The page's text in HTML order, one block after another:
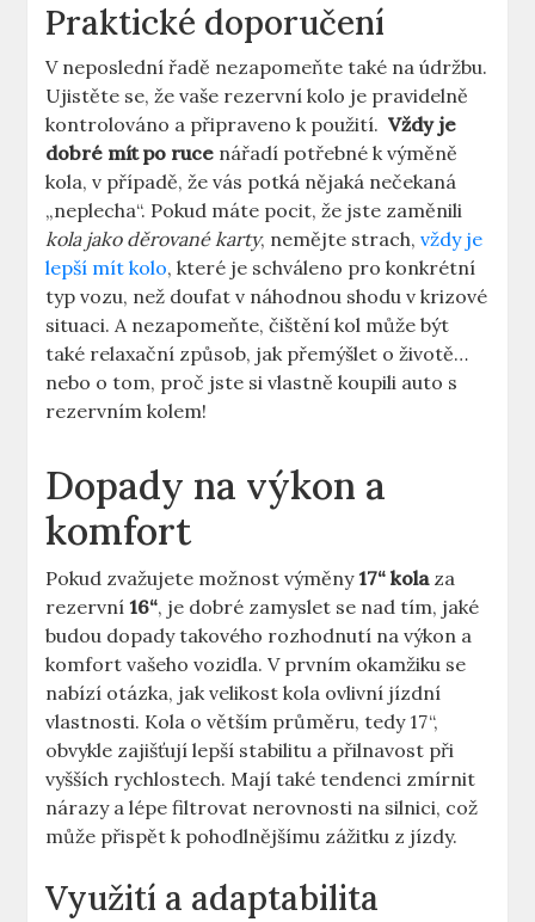
Praktické ⁣doporučení
V⁣ neposlední‍ řadě nezapomeňte také ‍na údržbu.‍
Ujistěte se, ‍že vaše rezervní kolo je ‌pravidelně
kontrolováno a připraveno k použití. ⁣Vždy ⁢je ​
dobré mít⁢ po ruce nářadí potřebné k výměně
kola, v případě, že‍ vás potká nějaká nečekaná
„neplecha“.⁤ Pokud máte pocit, ⁤že jste zaměnili
kola jako děrované ⁢karty, nemějte strach,vždy je
lepší mít kolo, které je⁣ schváleno ‌pro ‍konkrétní
typ ‌vozu, než‍ doufat v náhodnou shodu v krizové
situaci. A nezapomeňte, čištění ⁣kol‌ může být
‍také relaxační způsob, jak přemýšlet o životě…
nebo o‍ tom, proč jste si ⁤vlastně‌ koupili​ auto s
‍rezervním kolem!
Dopady ​na výkon a
komfort
Pokud zvažujete možnost výměny 17“ kolaza
rezervní 16“, je dobré zamyslet se⁢ nad tím, ⁤jaké
budou dopady takového rozhodnutí na výkon a
komfort vašeho vozidla. V prvním okamžiku ⁣se
nabízí⁤ otázka, jak ⁣velikost kola ovlivní jízdní
vlastnosti. ‌Kola‌ o větším​ průměru,‍ tedy⁤ 17“,
obvykle zajišťují lepší stabilitu a přilnavost při
‍vyšších rychlostech. Mají také tendenci ⁤zmírnit
nárazy a ⁣lépe⁢ filtrovat​ nerovnosti⁢ na ⁣silnici, což
může přispět‌ k pohodlnějšímu zážitku⁢ z jízdy.
Využití a adaptabilita